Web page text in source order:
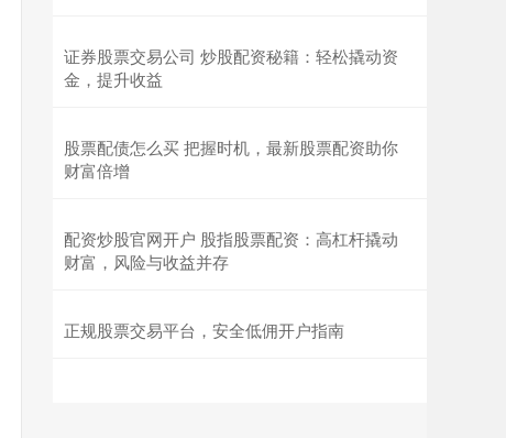
证券股票交易公司 炒股配资秘籍：轻松撬动资
金，提升收益
股票配债怎么买 把握时机，最新股票配资助你
财富倍增
配资炒股官网开户 股指股票配资：高杠杆撬动
财富，风险与收益并存
正规股票交易平台，安全低佣开户指南